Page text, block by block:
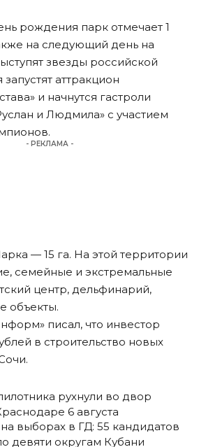
рождения парк отмечает 1
на следующий день на
звезды российской
аттракцион
и начнутся гастроли
и Людмила» с участием
- РЕКЛАМА -
— 15 га. На этой территории
семейные и экстремальные
центр, дельфинарий,
объекты.
писал, что инвестор
в строительство новых
рухнули во двор
6 августа
выборах в ГД: 55 кандидатов
девяти округам Кубани